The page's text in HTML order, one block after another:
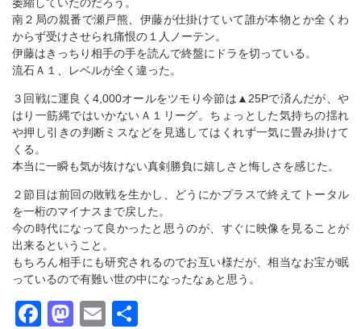
萎縮していたのだろう。
南２局の親番で瀬戸熊、伊藤が仕掛けていて誰が本物とか全くわ
からず受けさせられ痛恨の１人ノーテン。
伊藤はきっちり相手の手を読んで終盤にドラを切っている。
流石Ａ１、レベルが全く違った。
３回戦に運良く4,000オールをツモり今節は▲25Pで済んだが、や
はり一筋縄ではいかないＡ１リーグ。ちょっとした気持ちの揺れ
や押し引きの判断ミスなどを見逃してはくれず一気に畳み掛けて
くる。
本当に一瞬も気が抜けない真剣勝負に嬉しさと悔しさを感じた。
２節目は前回の敗戦を生かし、どうにかプラスで終えてトータル
を一桁のマイナスまで戻した。
今の時代になって良かったと思うのが、すぐに映像を見ることが
出来るということ。
もちろん相手にも研究されるのでお互い様だが、相当なお宝が眠
っているので有難い世の中になったなぁと思う。
Facebook
Mastodon
Email